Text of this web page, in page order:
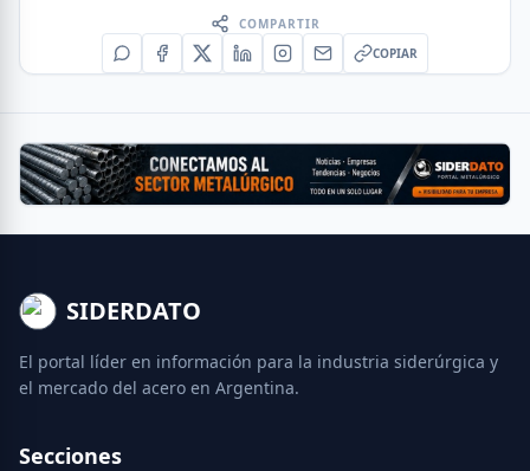
COMPARTIR
COPIAR
SIDERDATO
El portal líder en información para la industria siderúrgica y
el mercado del acero en Argentina.
Secciones